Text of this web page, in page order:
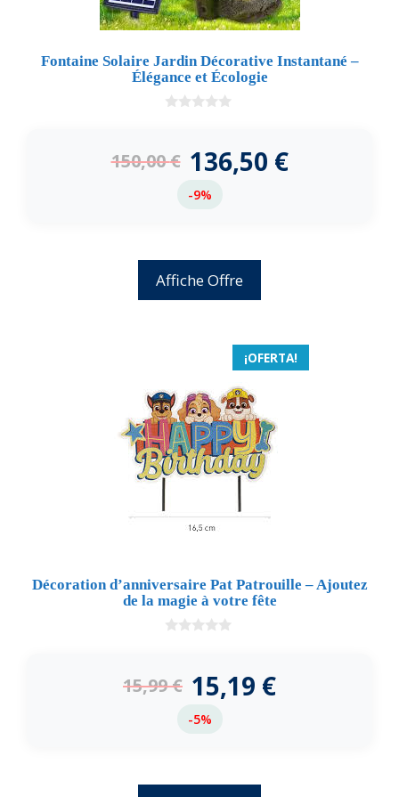
Fontaine Solaire Jardin Décorative Instantané –
Élégance et Écologie
5
150,00€ 136,50 €
-9%
Affiche Offre
¡OFERTA!
Décoration d’anniversaire Pat Patrouille – Ajoutez
de la magie à votre fête
5
15,99€ 15,19 €
-5%